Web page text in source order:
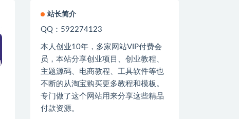
站长简介
QQ：592274123
本人创业10年，多家网站VIP付费会
员，本站分享创业项目、创业教程、
主题源码、电商教程、工具软件等也
不断的从淘宝购买更多教程和模板。
专门做了这个网站用来分享这些精品
付款资源。